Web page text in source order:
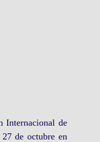
Internacional de
de octubre en